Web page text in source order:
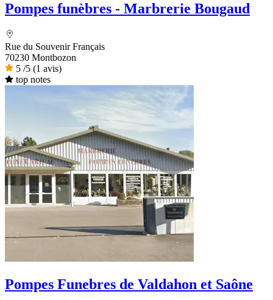
Pompes funèbres - Marbrerie Bougaud
Rue du Souvenir Français
70230 Montbozon
5 /5 (1 avis)
top notes
Pompes Funebres de Valdahon et Saône